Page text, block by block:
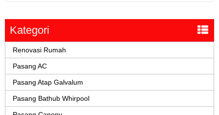
Kategori
Renovasi Rumah
Pasang AC
Pasang Atap Galvalum
Pasang Bathub Whirpool